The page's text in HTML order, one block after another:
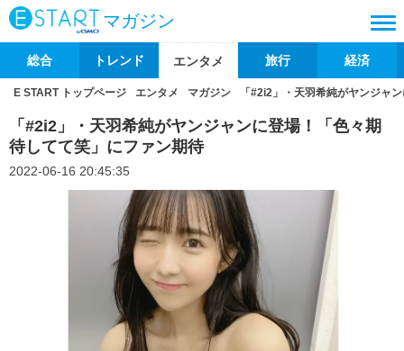
マガジン
総合 トレンド エンタメ 旅行 経済
E START トップページ エンタメ マガジン 「#2i2」・天羽希純がヤンジャ
「#2i2」・天羽希純がヤンジャンに登場！「色々期
待してて笑」にファン期待
2022-06-16 20:45:35